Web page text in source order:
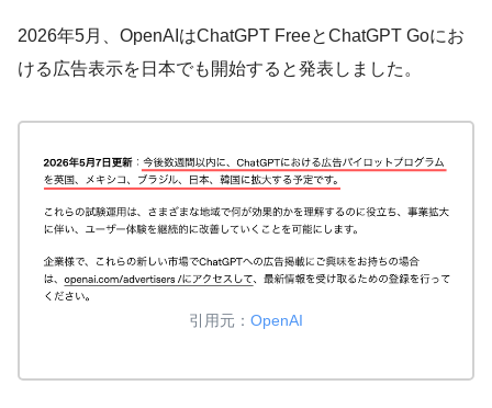
2026年5月、OpenAIはChatGPT FreeとChatGPT Goにお
ける広告表示を日本でも開始すると発表しました。
引用元： OpenAI